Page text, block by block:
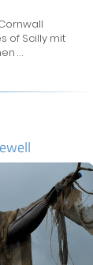
of Scilly mit
...